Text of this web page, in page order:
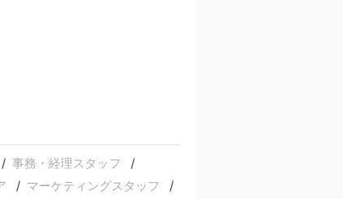
事務・経理スタッフ
マーケティングスタッフ